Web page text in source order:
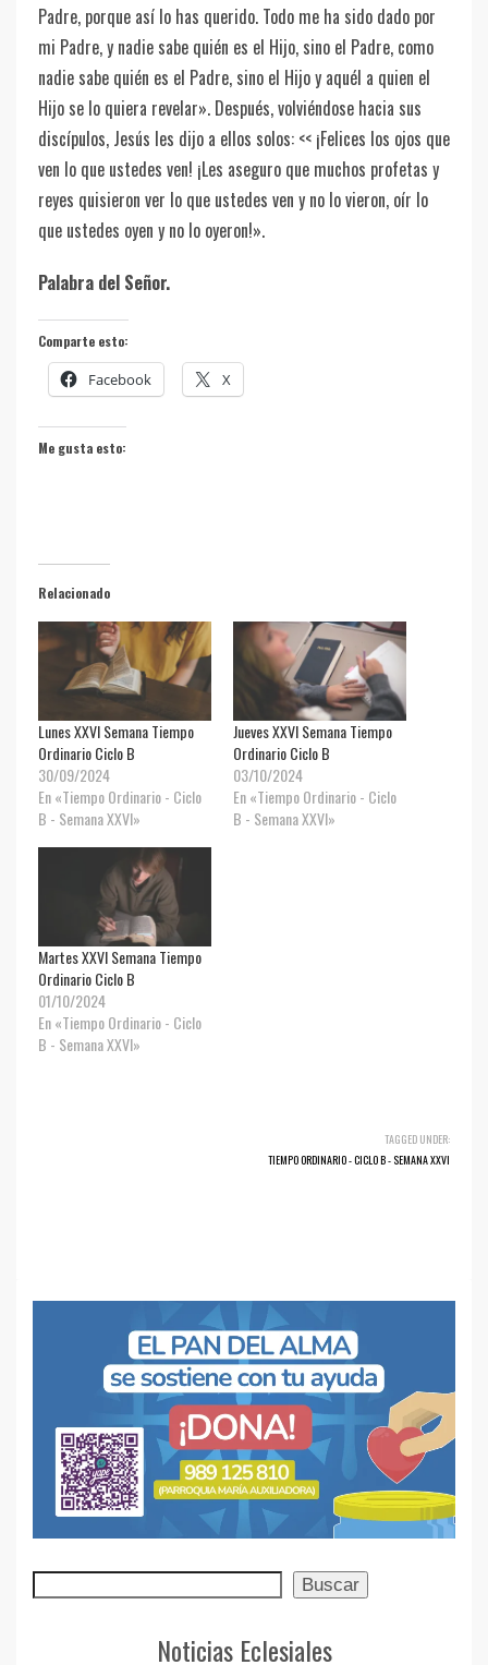
Padre, porque así lo has querido. Todo me ha sido dado por
mi Padre, y nadie sabe quién es el Hijo, sino el Padre, como
nadie sabe quién es el Padre, sino el Hijo y aquél a quien el
Hijo se lo quiera revelar». Después, volviéndose hacia sus
discípulos, Jesús les dijo a ellos solos: << ¡Felices los ojos que
ven lo que ustedes ven! ¡Les aseguro que muchos profetas y
reyes quisieron ver lo que ustedes ven y no lo vieron, oír lo
que ustedes oyen y no lo oyeron!».
Palabra del Señor.
Comparte esto:
Facebook X
Me gusta esto:
Relacionado
Lunes XXVI Semana Tiempo
Ordinario Ciclo B
30/09/2024
En «Tiempo Ordinario - Ciclo
B - Semana XXVI»
Jueves XXVI Semana Tiempo
Ordinario Ciclo B
03/10/2024
En «Tiempo Ordinario - Ciclo
B - Semana XXVI»
Martes XXVI Semana Tiempo
Ordinario Ciclo B
01/10/2024
En «Tiempo Ordinario - Ciclo
B - Semana XXVI»
TAGGED UNDER:
TIEMPO ORDINARIO - CICLO B - SEMANA XXVI
Buscar Buscar
Noticias Eclesiales